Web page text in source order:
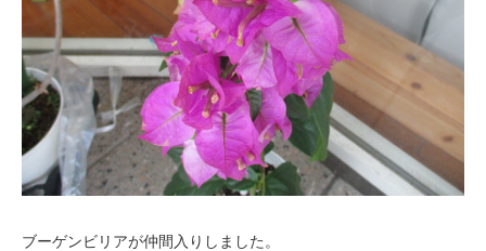
ブーゲンビリアが仲間入りしました。